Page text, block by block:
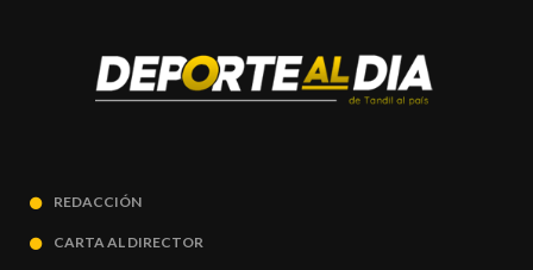
REDACCIÓN
CARTA AL DIRECTOR